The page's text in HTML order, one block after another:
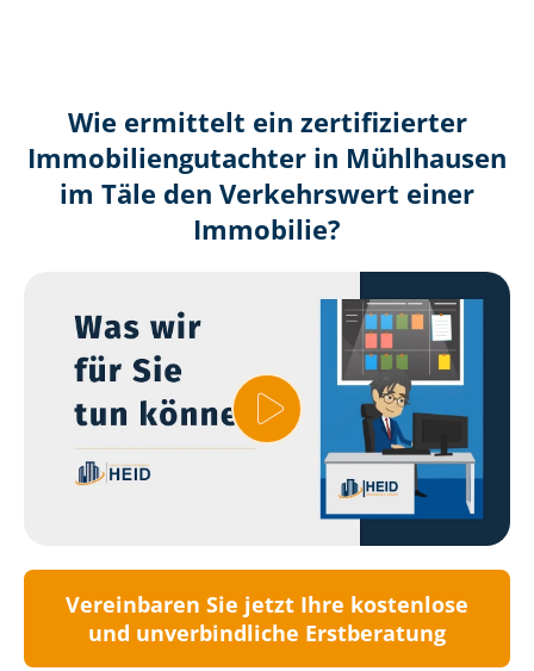
Wie ermittelt ein zertifizierter
Immobilien­gutachter in Mühlhausen
im Täle den Verkehrswert einer
Immobilie?
Vereinbaren Sie jetzt Ihre kostenlose
und unverbindliche Erstberatung